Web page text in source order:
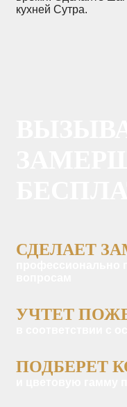
кухней Сутра.
СДЕЛАЕТ
УЧТЕТ
ПОДБЕРЕТ